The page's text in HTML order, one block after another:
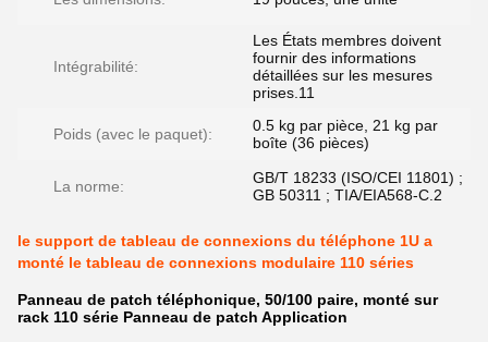
Intégrabilité:
Les États membres doivent
fournir des informations
détaillées sur les mesures
prises.11
Poids (avec le paquet):
0.5 kg par pièce, 21 kg par
boîte (36 pièces)
La norme:
GB/T 18233 (ISO/CEI 11801) ;
GB 50311 ; TIA/EIA568-C.2
le support de tableau de connexions du téléphone 1U a
monté le tableau de connexions modulaire 110 séries
Panneau de patch téléphonique, 50/100 paire, monté sur
rack 110 série Panneau de patch Application